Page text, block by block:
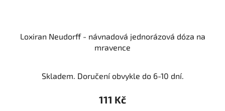
Loxiran Neudorff - návnadová jednorázová dóza na
mravence
Skladem. Doručení obvykle do 6-10 dní.
111 Kč